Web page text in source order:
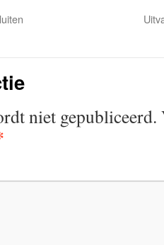
niet gepubliceerd.